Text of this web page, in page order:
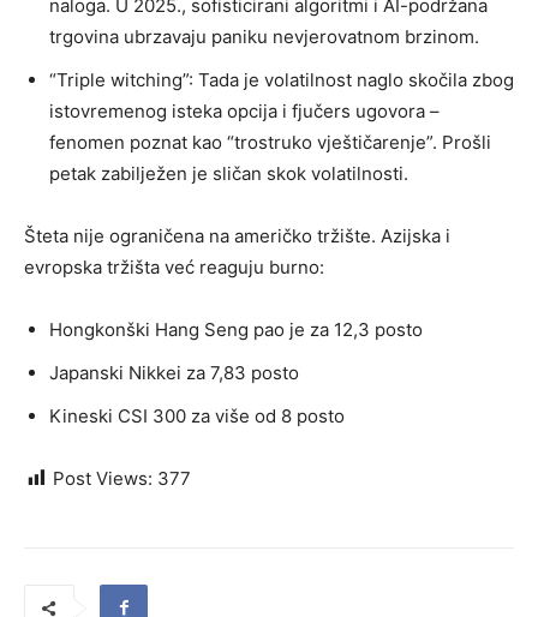
naloga. U 2025., sofisticirani algoritmi i AI-podržana
trgovina ubrzavaju paniku nevjerovatnom brzinom.
“Triple witching”: Tada je volatilnost naglo skočila zbog
istovremenog isteka opcija i fjučers ugovora –
fenomen poznat kao “trostruko vještičarenje”. Prošli
petak zabilježen je sličan skok volatilnosti.
Šteta nije ograničena na američko tržište. Azijska i
evropska tržišta već reaguju burno:
Hongkonški Hang Seng pao je za 12,3 posto
Japanski Nikkei za 7,83 posto
Kineski CSI 300 za više od 8 posto
Post Views: 377